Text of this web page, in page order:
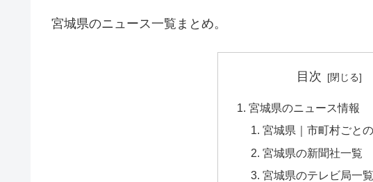
宮城県のニュース一覧まとめ。
目次
宮城県のニュース情報
宮城県｜市町村ごと
宮城県の新聞社一覧
宮城県のテレビ局一覧